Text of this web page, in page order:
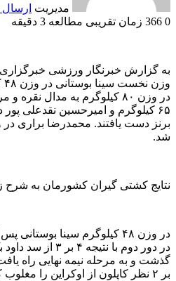
مدیریت ارسال
0
زمان تقریبی مطالعه 3 دقیقه
به گزارش خبرنگار ورزشی خبرگزاری
در وزن ۸۰ کیلوگرم به مدال
شد.
نتایج کشتی گیران کشورمان به شرح
در وزن ۴۸ کیلوگرم سینا
در دور دوم با
بر ۲ نظر کاپلون از اوکراین را